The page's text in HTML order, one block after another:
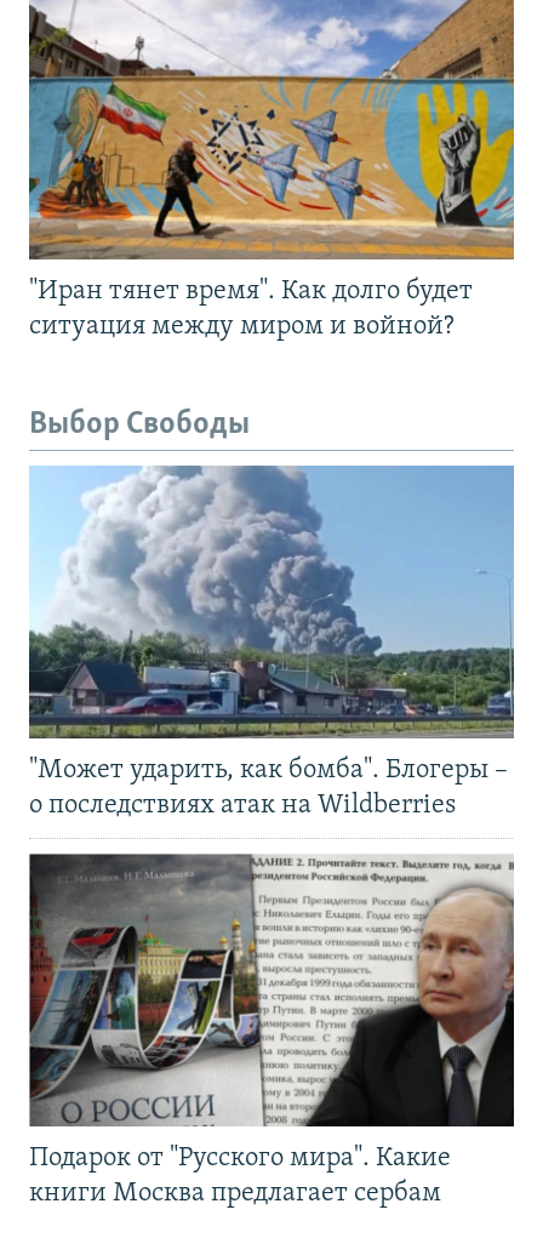
"Иран тянет время". Как долго будет
ситуация между миром и войной?
Выбор Свободы
"Может ударить, как бомба". Блогеры –
о последствиях атак на Wildberries
Подарок от "Русского мира". Какие
книги Москва предлагает сербам